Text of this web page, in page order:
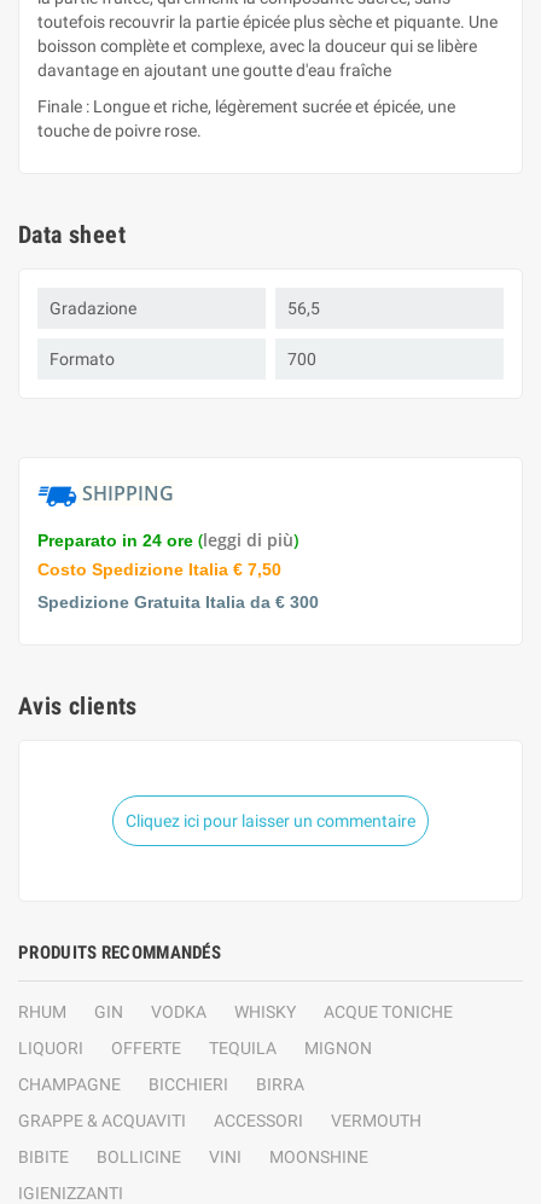
toutefois recouvrir la partie épicée plus sèche et piquante. Une
boisson complète et complexe, avec la douceur qui se libère
davantage en ajoutant une goutte d'eau fraîche
Finale : Longue et riche, légèrement sucrée et épicée, une
touche de poivre rose.
Data sheet
Gradazione 56,5
Formato 700
SHIPPING
Preparato in 24 ore (leggi di più)
Costo Spedizione Italia € 7,50
Spedizione Gratuita Italia da € 300
Avis clients
Cliquez ici pour laisser un commentaire
PRODUITS RECOMMANDÉS
RHUM GIN VODKA WHISKY
ACQUE TONICHE
LIQUORI
OFFERTE TEQUILA
MIGNON
CHAMPAGNE
BICCHIERI
BIRRA
GRAPPE & ACQUAVITI
ACCESSORI
VERMOUTH
BIBITE
BOLLICINE VINI
MOONSHINE
IGIENIZZANTI